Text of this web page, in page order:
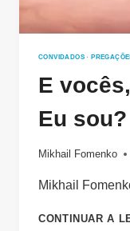
CONVIDADOS ·
E
Eu sou?
Mikhail Fomenko
Mikhail
CONTINUAR A